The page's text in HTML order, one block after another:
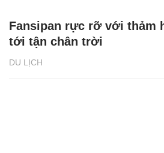
DU LỊCH
Fansipan rực rỡ với thảm
tới tận chân trời